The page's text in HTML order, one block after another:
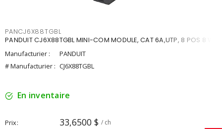
PANCJ6X88TGBL
PANDUIT CJ6X88TGBL MINI-COM MODULE, CAT 6A,UTP, 8 POS 8 WI
Manufacturier :
PANDUIT
# Manufacturier : CJ6X88TGBL
En inventaire
Prix 33,6500 $ / ch